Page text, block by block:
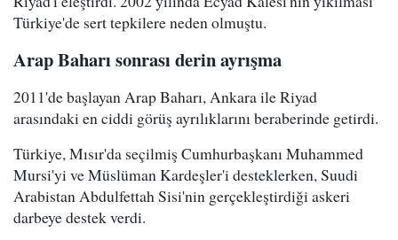
Türkiye'de sert tepkilere neden olmuştu.
Arap Baharı sonrası derin ayrışma
2011'de başlayan Arap Baharı, Ankara ile Riyad
arasındaki en ciddi görüş ayrılıklarını beraberinde getirdi.
Türkiye, Mısır'da seçilmiş Cumhurbaşkanı Muhammed
Mursi'yi ve Müslüman Kardeşler'i desteklerken, Suudi
Arabistan Abdulfettah Sisi'nin gerçekleştirdiği askeri
darbeye destek verdi.